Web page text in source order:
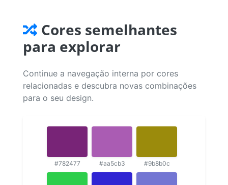
Cores semelhantes
para explorar
Continue a navegação interna por cores
relacionadas e descubra novas combinações
para o seu design.
#782477 #aa5cb3 #9b8b0c